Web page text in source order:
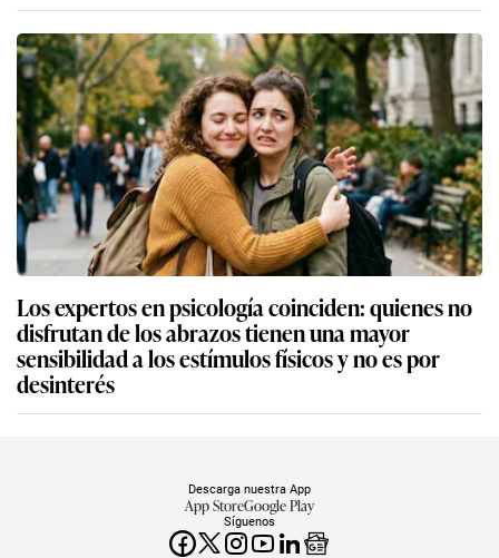
Los expertos en psicología coinciden: quienes no
disfrutan de los abrazos tienen una mayor
sensibilidad a los estímulos físicos y no es por
desinterés
Síguenos
Descarga nuestra App
App StoreGoogle Play